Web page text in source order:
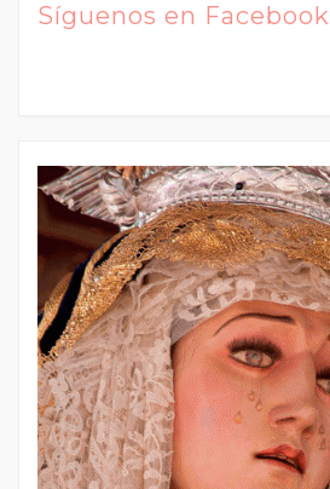
Síguenos en Facebook